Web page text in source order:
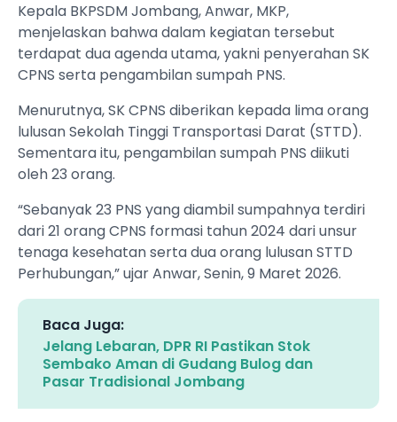
Kepala BKPSDM Jombang, Anwar, MKP,
menjelaskan bahwa dalam kegiatan tersebut
terdapat dua agenda utama, yakni penyerahan SK
CPNS serta pengambilan sumpah PNS.
Menurutnya, SK CPNS diberikan kepada lima orang
lulusan Sekolah Tinggi Transportasi Darat (STTD).
Sementara itu, pengambilan sumpah PNS diikuti
oleh 23 orang.
“Sebanyak 23 PNS yang diambil sumpahnya terdiri
dari 21 orang CPNS formasi tahun 2024 dari unsur
tenaga kesehatan serta dua orang lulusan STTD
Perhubungan,” ujar Anwar, Senin, 9 Maret 2026.
Baca Juga:
Jelang Lebaran, DPR RI Pastikan Stok
Sembako Aman di Gudang Bulog dan
Pasar Tradisional Jombang